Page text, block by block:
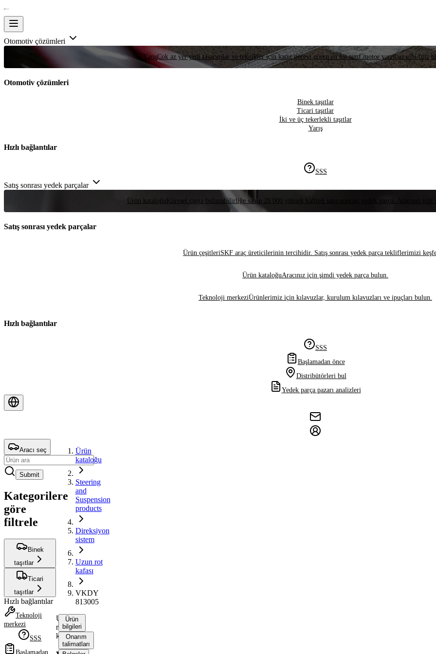
Otomotiv çözümleri
YarışÇok az yer yeni tasarımlar ve teknikler için kanıt görevi gören en üst sınıf motor yarışları gibi titiz
Otomotiv çözümleri
Binek taşıtlar
Ticari taşıtlar
İki ve üç tekerlekli taşıtlar
Yarış
Hızlı bağlantılar
SSS
Satış sonrası yedek parçalar
Ürün kataloğu Küresel çapta bulunabilirliğe sahip 20.000 yüksek kaliteli satış sonrası yedek parça. Aracınız
Satış sonrası yedek parçalar
Ürün çeşitleriSKF araç üreticilerinin tercihidir. Satış sonrası yedek parça tekliflerimizi
Ürün kataloğuAracınız için şimdi yedek parça bulun.
Teknoloji merkeziÜrünlerimiz için kılavuzlar, kurulum kılavuzları ve ipuçları bulun.
Hızlı bağlantılar
SSS
Başlamadan önce
Distribütörleri bul
Yedek parça pazarı analizleri
Aracı seç
Submit
Kategorilere
göre
filtrele
Binek
taşıtlar
Ticari
taşıtlar
Hızlı bağlantılar
Teknoloji
merkezi
SSS
Başlamadan
Ürün
kataloğu
Steering
and
Suspension
products
Direksiyon
sistem
Uzun rot
kafası
VKDY
813005
Uzun
rot
kafası
Ürün
bilgileri
Onarım
talimatları